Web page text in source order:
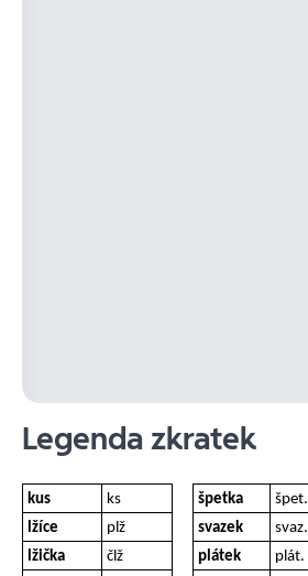
Legenda zkratek
kus ks špetka
špet.
lžíce
plž svazek
svaz.
lžička
člž plátek
plát.